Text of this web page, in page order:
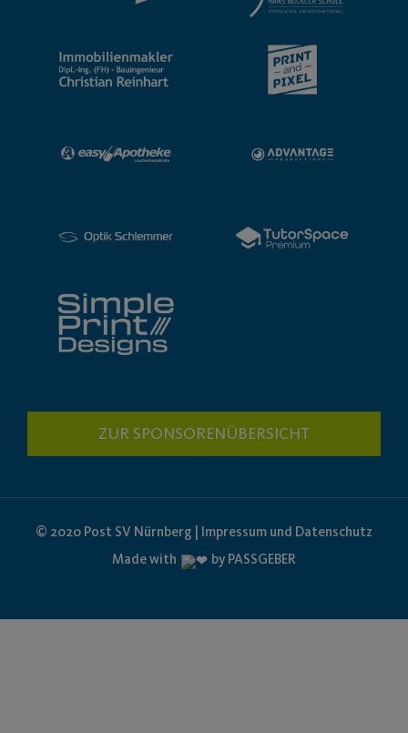
ZUR SPONSORENÜBERSICHT
© 2020 Post SV Nürnberg | Impressum und Datenschutz
Made with
by PASSGEBER